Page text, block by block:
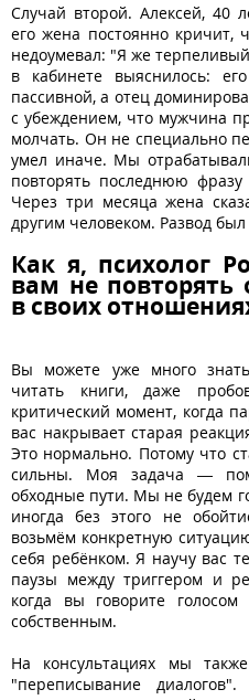
Случай второй. Алексей, 40
его жена постоянно кричит,
недоумевал: "Я же
в кабинете выяснилось:
пассивной, а отец
с убеждением, что мужчина
молчать. Он не специально
умел иначе. Мы
повторять последнюю
Через три месяца жена
другим человеком. Развод
Как я, психолог
вам не
в своих
Вы можете уже много
читать книги, даже
критический момент, когда
вас накрывает старая
Это нормально. Потому что
сильны. Моя задача —
обходные пути. Мы не будем
иногда без этого не
возьмём конкретную
себя ребёнком. Я научу вас
паузы между триггером и
когда вы говорите
собственным.
На консультациях мы
"переписывание